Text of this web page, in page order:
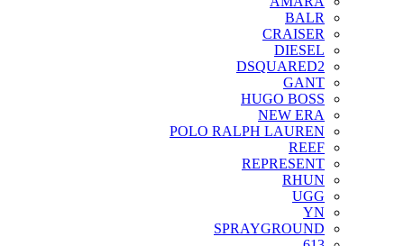
BALR
CRAISER
DIESEL
DSQUARED2
GANT
HUGO BOSS
NEW ERA
POLO RALPH LAUREN
REEF
REPRESENT
RHUN
UGG
YN
SPRAYGROUND